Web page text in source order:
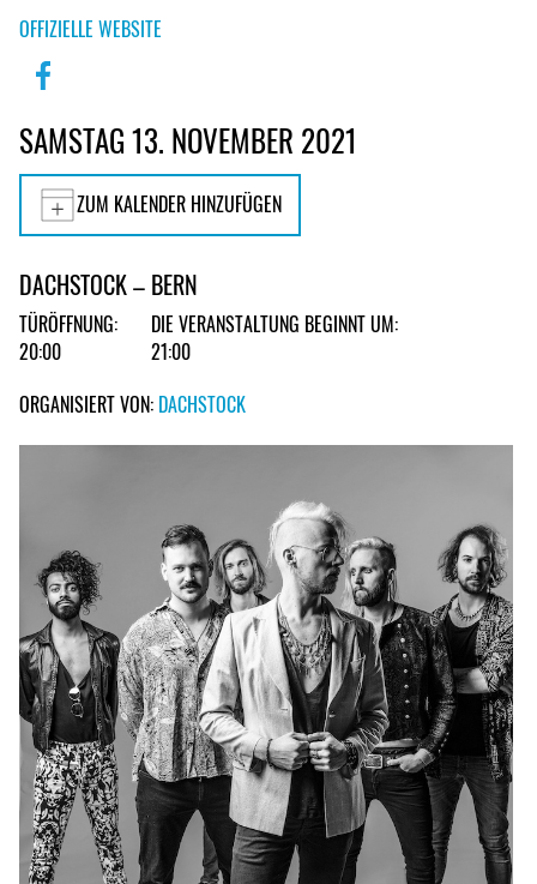
OFFIZIELLE WEBSITE
SAMSTAG 13. NOVEMBER 2021
ZUM KALENDER HINZUFÜGEN
DACHSTOCK – BERN
TÜRÖFFNUNG:
20:00
DIE VERANSTALTUNG BEGINNT UM:
21:00
ORGANISIERT VON: DACHSTOCK